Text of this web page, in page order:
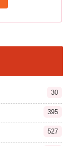
30
395
527